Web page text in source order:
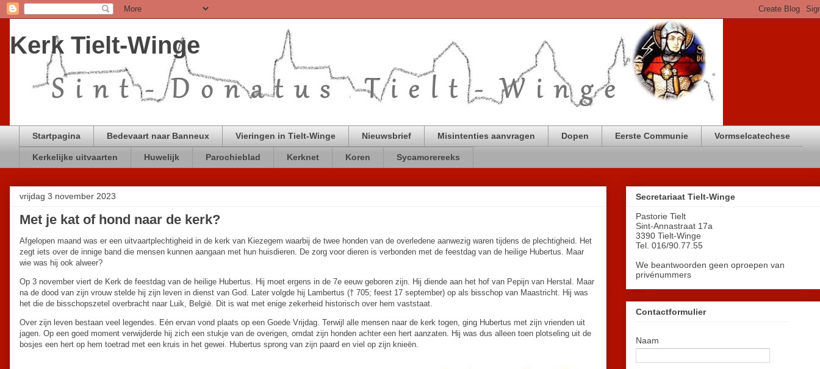
Kerk Tielt-Winge
Startpagina Bedevaart naar Banneux Vieringen in Tielt-Winge Nieuwsbrief Misintenties aanvragen Dopen Eerste Communie Vormselcatechese
Kerkelijke uitvaarten Huwelijk Parochieblad Kerknet Koren Sycamorereeks
vrijdag 3 november 2023
Met je kat of hond naar de kerk?
Afgelopen maand was er een uitvaartplechtigheid in de kerk van Kiezegem waarbij de twee honden van de overledene aanwezig waren tijdens de plechtigheid. Het
zegt iets over de innige band die mensen kunnen aangaan met hun huisdieren. De zorg voor dieren is verbonden met de feestdag van de heilige Hubertus. Maar
wie was hij ook alweer?
Op 3 november viert de Kerk de feestdag van de heilige Hubertus. Hij moet ergens in de 7e eeuw geboren zijn. Hij diende aan het hof van Pepijn van Herstal. Maar
na de dood van zijn vrouw stelde hij zijn leven in dienst van God. Later volgde hij Lambertus († 705; feest 17 september) op als bisschop van Maastricht. Hij was
het die de bisschopszetel overbracht naar Luik, België. Dit is wat met enige zekerheid historisch over hem vaststaat.
Over zijn leven bestaan veel legendes. Eén ervan vond plaats op een Goede Vrijdag. Terwijl alle mensen naar de kerk togen, ging Hubertus met zijn vrienden uit
jagen. Op een goed moment verwijderde hij zich een stukje van de overigen, omdat zijn honden achter een hert aanzaten. Hij was dus alleen toen plotseling uit de
bosjes een hert op hem toetrad met een kruis in het gewei. Hubertus sprong van zijn paard en viel op zijn knieën.
Secretariaat Tielt-Winge
Pastorie Tielt
Sint-Annastraat 17a
3390 Tielt-Winge
Tel. 016/90.77.55
We beantwoorden geen oproepen van
privénummers
Contactformulier
Naam